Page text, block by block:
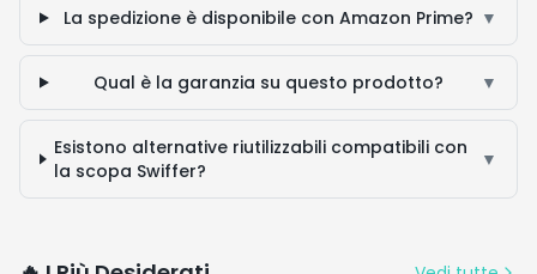
La spedizione è disponibile con Amazon Prime? ▼
Qual è la garanzia su questo prodotto? ▼
Esistono alternative riutilizzabili compatibili con
la scopa Swiffer?
▼